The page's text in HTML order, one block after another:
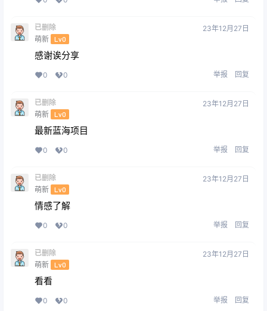
已删除
萌新 Lv0
23年12月27日
感谢诶分享
0 0 举报 回复
已删除
萌新 Lv0
23年12月27日
最新蓝海项目
0 0 举报 回复
已删除
萌新 Lv0
23年12月27日
情感了解
0 0 举报 回复
已删除
萌新 Lv0
23年12月27日
看看
0 0 举报 回复